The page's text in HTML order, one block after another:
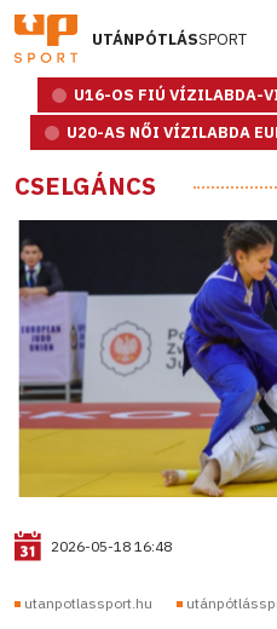
UTÁNPÓTLÁSSPORT
U16-OS FIÚ VÍZILABDA-
U20-AS NŐI VÍZILABDA
CSELGÁNCS
2026-05-18 16:48
utanpotlassport.hu